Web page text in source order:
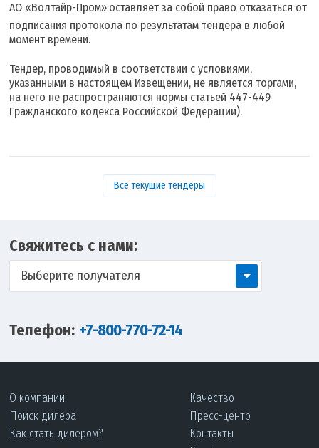
АО «Волтайр-Пром» оставляет за собой право отказаться от
подписания протокола по результатам тендера в любой
момент времени.
Тендер, проводимый в соответствии с условиями,
указанными в настоящем Извещении, не является торгами,
на него не распространяются нормы статьей 447-449
Гражданского кодекса Российской Федерации).
Все текущие тендеры
Свяжитесь с нами:
Выберите получателя
Телефон: +7-800-770-72-14
О компании
Поиск дилера
Как стать дилером?
Качество
Пресс-центр
Контакты